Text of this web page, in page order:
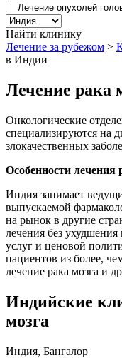
Найти клинику
Лечение за рубежом >
в Индии
Лечение рака
Онкологические
специализируются на
злокачественных
Особенности лечения
Индия занимает
выпускаемой
на рынок в другие
лечения без
услуг и ценовой
пациентов из более,
лечение рака мозга и
Индийские
мозга
Индия, Бангалор